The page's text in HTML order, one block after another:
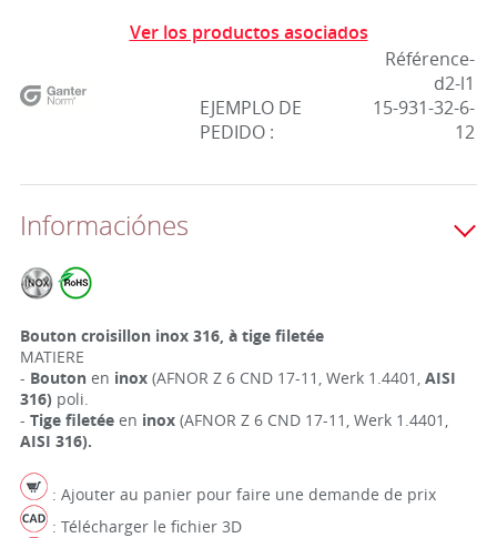
Ver los productos asociados
EJEMPLO DE
PEDIDO :
Référence-
d2-l1
15-931-32-6-
12
Informaciónes
Bouton croisillon inox 316, à tige filetée
MATIERE
- Boutonen inox(AFNOR Z 6 CND 17-11, Werk 1.4401, AISI
316)poli.
- Tige filetéeen inox(AFNOR Z 6 CND 17-11, Werk 1.4401,
AISI 316).
: Ajouter au panier pour faire une demande de prix
: Télécharger le fichier 3D